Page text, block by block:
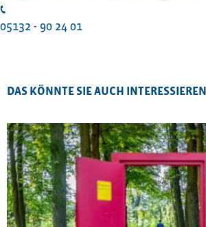
05132 - 90 24 01
DAS KÖNNTE SIE AUCH INTERESSIEREN